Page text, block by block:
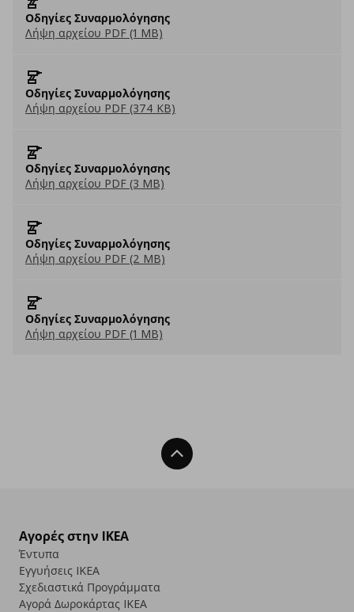
Οδηγίες Συναρμολόγησης
Λήψη αρχείου PDF (1 MB)
Οδηγίες Συναρμολόγησης
Λήψη αρχείου PDF (374 KB)
Οδηγίες Συναρμολόγησης
Λήψη αρχείου PDF (3 MB)
Οδηγίες Συναρμολόγησης
Λήψη αρχείου PDF (2 MB)
Οδηγίες Συναρμολόγησης
Λήψη αρχείου PDF (1 MB)
Back To Top
Αγορές στην IKEA
Έντυπα
Εγγυήσεις IKEA
Σχεδιαστικά Προγράμματα
Αγορά Δωρoκάρτας IKEA